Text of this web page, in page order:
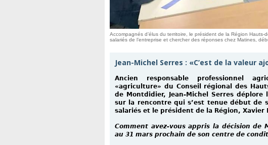
Accompagnés d’élus du territoire, le président de la Région
salariés de l’entreprise et chercher des réponses chez Matines,
Jean-Michel Serres : «C’est de la valeur
Ancien responsable professionnel
«agriculture» du Conseil régional des
de Montdidier, Jean-Michel Serres
sur la rencontre qui s’est tenue début de
salariés et le président de la Région, Xavier
Comment avez-vous appris la décision
au 31 mars prochain de son centre de